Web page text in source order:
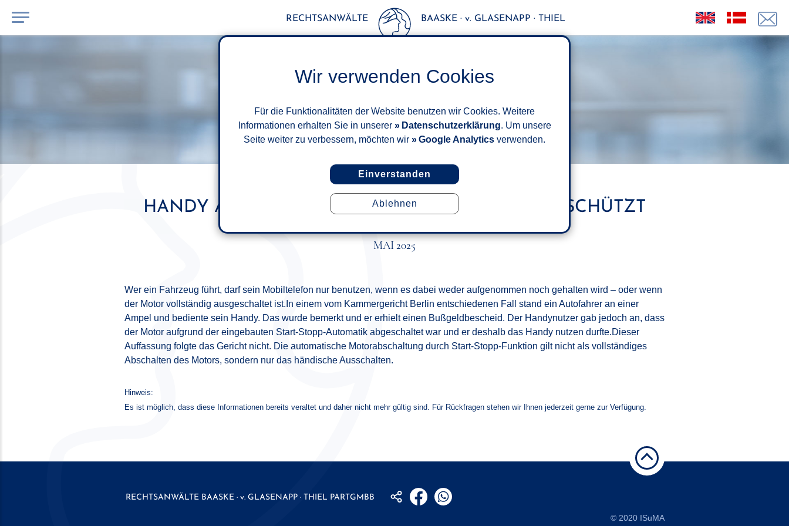
Wir verwenden Cookies
Für die Funktionalitäten der Website benutzen wir Cookies. Weitere
Informationen erhalten Sie in unserer
Datenschutzerklärung. Um unsere
Seite weiter zu verbessern, möchten wir
Google Analytics verwenden.
Einverstanden
Ablehnen
RECHTSANWÄLTE BAASKE · v. GLASENAPP · THIEL
HANDY AM STEUER – START-STOPP-AUTOMATIK SCHÜTZT
MAI 2025
Wer ein Fahrzeug führt, darf sein Mobiltelefon nur benutzen, wenn es dabei weder aufgenommen noch gehalten wird – oder wenn
der Motor vollständig ausgeschaltet ist.In einem vom Kammergericht Berlin entschiedenen Fall stand ein Autofahrer an einer
Ampel und bediente sein Handy. Das wurde bemerkt und er erhielt einen Bußgeldbescheid. Der Handynutzer gab jedoch an, dass
der Motor aufgrund der eingebauten Start-Stopp-Automatik abgeschaltet war und er deshalb das Handy nutzen durfte.Dieser
Auffassung folgte das Gericht nicht. Die automatische Motorabschaltung durch Start-Stopp-Funktion gilt nicht als vollständiges
Abschalten des Motors, sondern nur das händische Ausschalten.
Hinweis:
Es ist möglich, dass diese Informationen bereits veraltet und daher nicht mehr gültig sind. Für Rückfragen stehen wir Ihnen jederzeit gerne zur Verfügung.
RECHTSANWÄLTE BAASKE · v. GLASENAPP · THIEL PARTGMBB
© 2020 ISuMA